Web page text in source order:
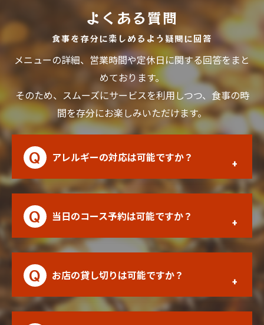
食事を存分に楽しめるよう疑問に回答
よくある質問
メニューの詳細、営業時間や定休日に関する回答をまと
めております。
そのため、スムーズにサービスを利用しつつ、食事の時
間を存分にお楽しみいただけます。
アレルギーの対応は可能ですか？
当日のコース予約は可能ですか？
お店の貸し切りは可能ですか？